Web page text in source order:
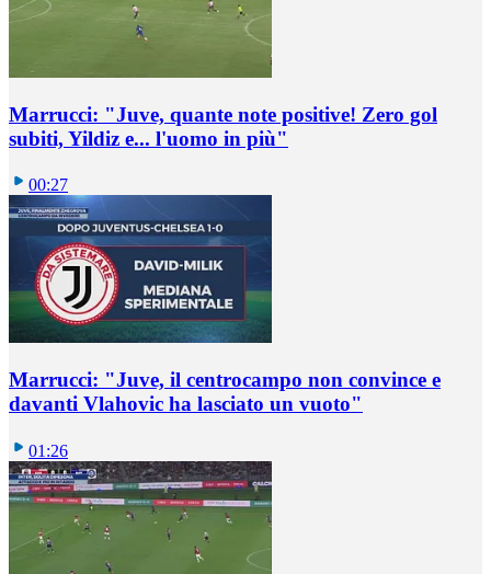
Marrucci: "Juve, quante note positive! Zero gol
subiti, Yildiz e... l'uomo in più"
00:27
Marrucci: "Juve, il centrocampo non convince e
davanti Vlahovic ha lasciato un vuoto"
01:26